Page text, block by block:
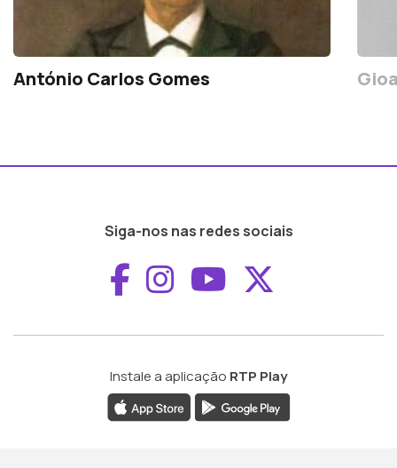
António Carlos Gomes
Siga-nos nas redes sociais
Aceder ao
Aceder ao
Aceder ao
Instale a aplicação RTP Play